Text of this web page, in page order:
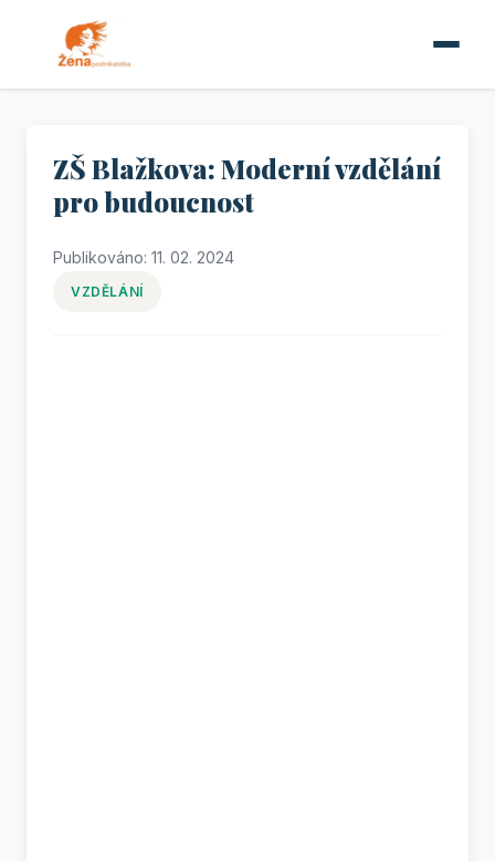
ZŠ Blažkova: Moderní vzdělání
pro budoucnost
Publikováno: 11. 02. 2024
VZDĚLÁNÍ